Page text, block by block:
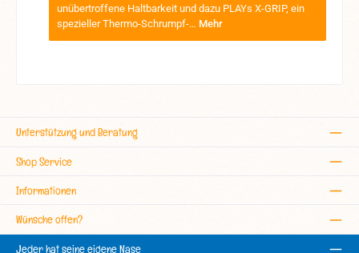
unübertroffene Haltbarkeit und dazu PLAYs X-GRIP, ein
spezieller Thermo-Schrumpf-… Mehr
Unterstützung und Beratung
Shop Service
Informationen
Wünsche offen?
Jeder hat seine eigene Nase